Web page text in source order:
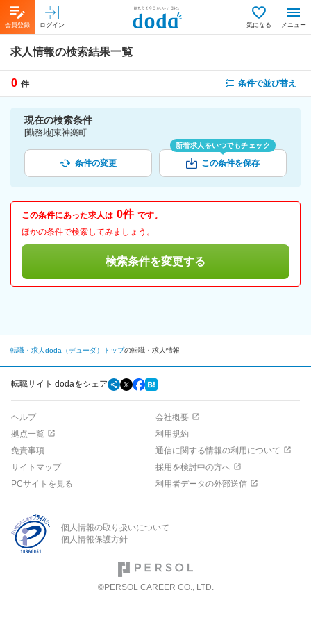
会員登録 ログイン 気になる メニュー
求人情報の検索結果一覧
0 件 条件で並び替え
現在の検索条件
[勤務地]東神楽町
条件の変更
新着求人をいつでもチェック
この条件を保存
この条件にあった求人は 0件 です。
ほかの条件で検索してみましょう。
検索条件を変更する
転職・求人doda（デューダ）トップの転職・求人情報
転職サイト dodaをシェア
ヘルプ
会社概要
拠点一覧
利用規約
免責事項
通信に関する情報の利用について
サイトマップ
採用を検討中の方へ
PCサイトを見る
利用者データの外部送信
個人情報の取り扱いについて
個人情報保護方針
©PERSOL CAREER CO., LTD.